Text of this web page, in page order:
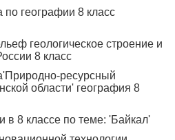
по географии 8 класс
геологическое строение и
8 класс
ресурсный
области' география 8
в 8 классе по теме: 'Байкал'